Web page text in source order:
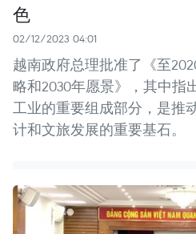
色
02/12/2023 04:01
越南政府总理批准了《至
略和2030年愿景》，其中指
工业的重要组成部分，是推
计和文旅发展的重要基石。